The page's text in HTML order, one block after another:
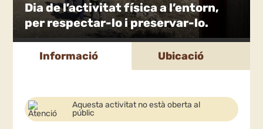
Dia de l’activitat física a l’entorn,
per respectar-lo i preservar-lo.
Informació Ubicació
Aquesta activitat no està oberta al
públic